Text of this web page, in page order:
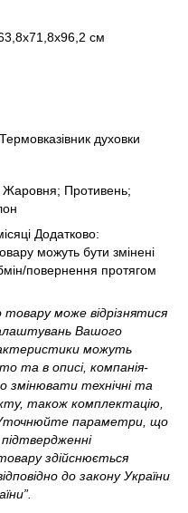
см
духовки
Жаровня; Противень;
Додатково:
можуть бути змінені
повернення протягом
може відрізнятися
Вашого
можуть
та в описі, компанія-
змінювати технічні та
також комплектацію,
Уточнюйте параметри, що
здійснюється
до закону України